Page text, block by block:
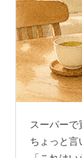
スーパーで
ちょっと言